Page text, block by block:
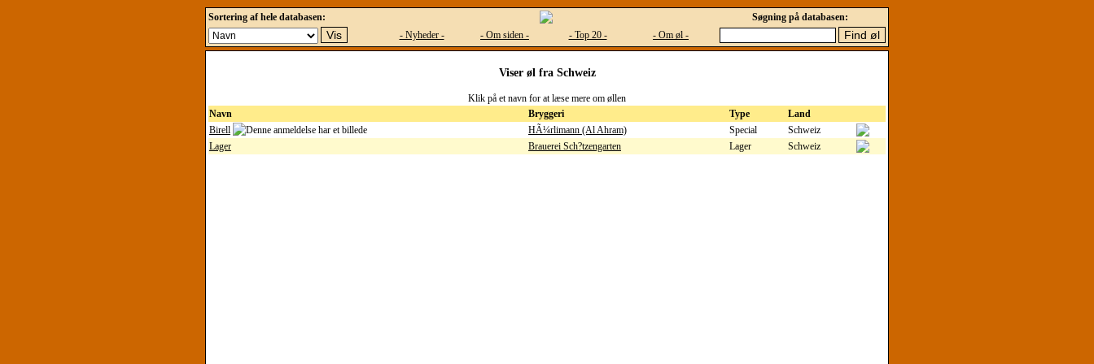
Sortering af hele databasen:
Søgning på databasen:
- Nyheder -
- Om siden - - Top 20 - - Om øl -
Viser øl fra Schweiz
Klik på et navn for at læse mere om øllen
Navn
Bryggeri Type
Land
Birell
HÃ¼rlimann (Al Ahram) Special
Schweiz
Lager
Brauerei Sch?tzengarten Lager Schweiz